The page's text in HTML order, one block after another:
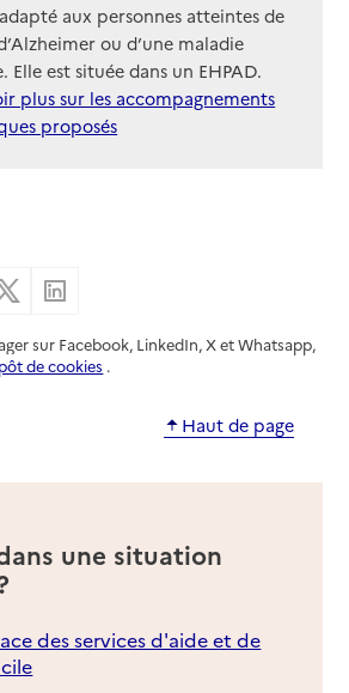
aux personnes atteintes de
ou d’une maladie
Elle est située dans un EHPAD.
plus sur les accompagnements
proposés
par emailsur Facebook
Partager sur X
sur Facebook, LinkedIn, X et Whatsapp,
de cookies .
Haut de page
une situation
des services d'aide et de